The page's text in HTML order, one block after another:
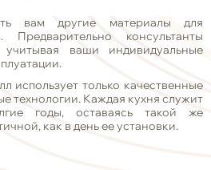
вам другие материалы для
Предварительно консультанты
учитывая ваши индивидуальные
использует только качественные
технологии. Каждая кухня служит
годы, оставаясь такой же
как в день ее установки.